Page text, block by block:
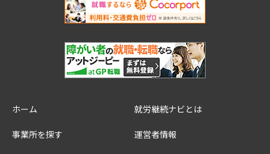
ホーム
事業所を探す
就労継続ナビとは
運営者情報